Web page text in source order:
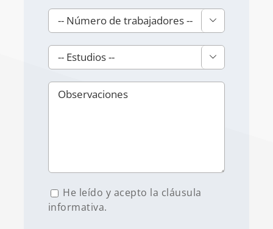


He leído y acepto la cláusula
informativa.